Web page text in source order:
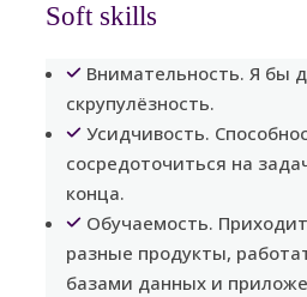
Soft skills
Внимательность. Я бы
скрупулёзность.
Усидчивость.
сосредоточиться на
конца.
Обучаемость.
разные продукты,
базами данных и